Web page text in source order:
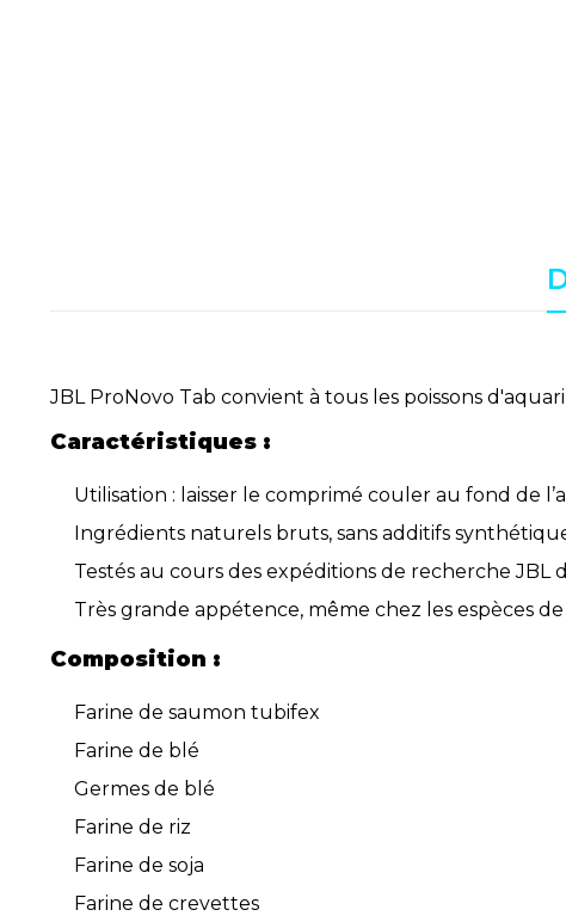
JBL ProNovo Tab convient à tous les poissons
Caractéristiques :
Utilisation : laisser le comprimé couler au fond de
Ingrédients naturels bruts, sans additifs
Testés au cours des expéditions de recherche JBL
Très grande appétence, même chez les espèces
Composition :
Farine de saumon tubifex
Farine de blé
Germes de blé
Farine de riz
Farine de soja
Farine de crevettes